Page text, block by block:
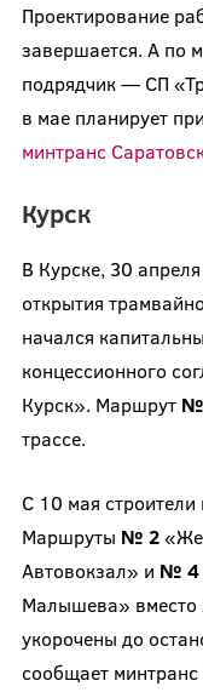
Проектирование
завершается. А по
подрядчик — СП
в мае планирует
минтранс
Курск
В Курске, 30
открытия
начался
концессионного
Курск». Маршрут №
трассе.
С 10 мая
Маршруты № 2
Автовокзал» и № 4
Малышева» вместо
укорочены до
сообщает